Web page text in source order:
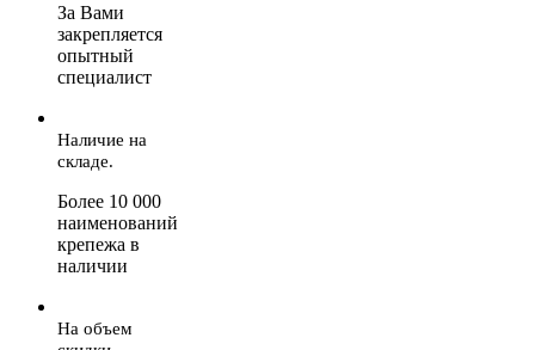
За Вами
закрепляется
опытный
специалист
Наличие на
складе.
Более 10 000
наименований
крепежа в
наличии
На объем